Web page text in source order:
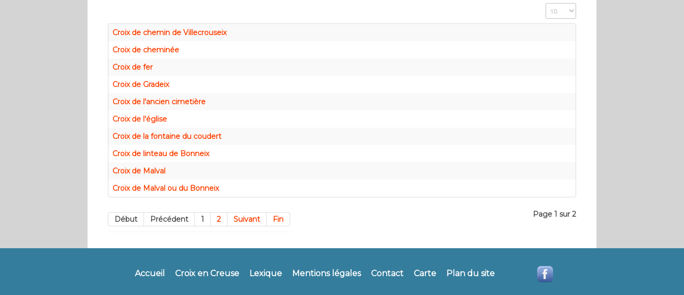
Affichage #
Croix de chemin de Villecrouseix
Croix de cheminée
Croix de fer
Croix de Gradeix
Croix de l'ancien cimetière
Croix de l'église
Croix de la fontaine du coudert
Croix de linteau de Bonneix
Croix de Malval
Croix de Malval ou du Bonneix
Page 1 sur 2
Début Précédent 1 2 Suivant Fin
Accueil Croix en Creuse Lexique Mentions légales Contact Carte Plan du site